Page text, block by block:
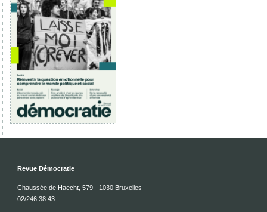
Revue Démocratie
Chaussée de Haecht, 579 - 1030 Bruxelles
02/246.38.43